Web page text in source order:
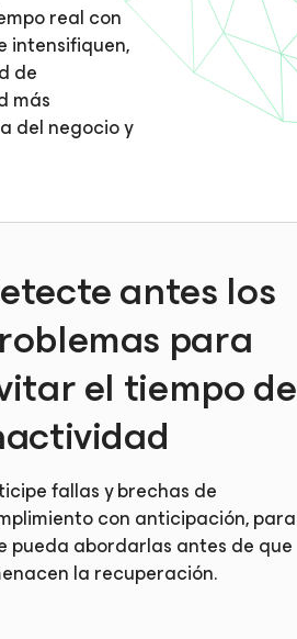
real con
intensifiquen,
de
más
del negocio y
antes los
para
el tiempo de
fallas y brechas de
con anticipación, para
pueda abordarlas antes de que
la recuperación.